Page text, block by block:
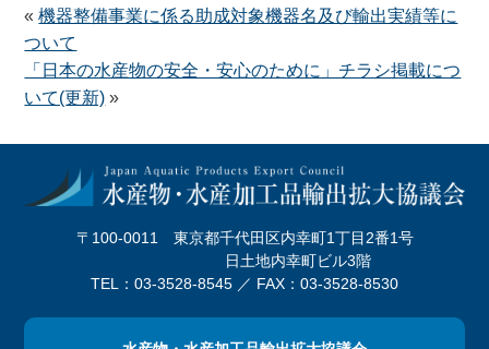
«機器整備事業に係る助成対象機器名及び輸出実績等に
ついて
「日本の水産物の安全・安心のために」チラシ掲載につ
いて(更新) »
〒100-0011 東京都千代田区内幸町1丁目2番1号
日土地内幸町ビル3階
TEL：03-3528-8545 ／ FAX：03-3528-8530